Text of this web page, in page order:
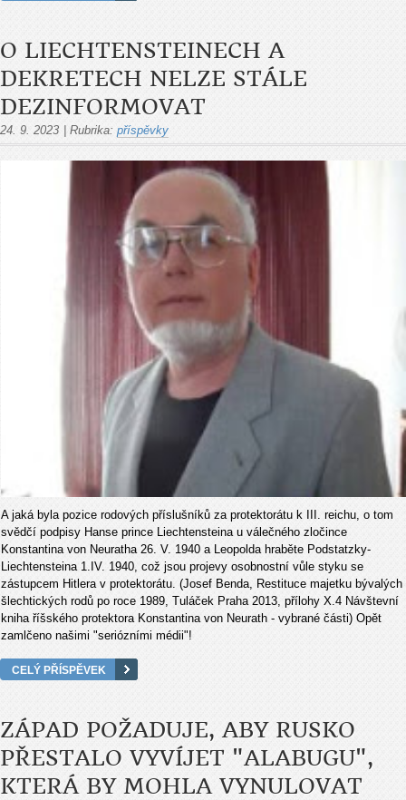
O LIECHTENSTEINECH A
DEKRETECH NELZE STÁLE
DEZINFORMOVAT
24. 9. 2023 Rubrika: příspěvky
A jaká byla pozice rodových příslušníků za protektorátu k III. reichu, o tom
svědčí podpisy Hanse prince Liechtensteina u válečného zločince
Konstantina von Neuratha 26. V. 1940 a Leopolda hraběte Podstatzky-
Liechtensteina 1.IV. 1940, což jsou projevy osobnostní vůle styku se
zástupcem Hitlera v protektorátu. (Josef Benda, Restituce majetku bývalých
šlechtických rodů po roce 1989, Tuláček Praha 2013, přílohy X.4 Návštevní
kniha říšského protektora Konstantina von Neurath - vybrané části) Opět
zamlčeno našimi "seriózními médii"!
CELÝ PŘÍSPĚVEK
ZÁPAD POŽADUJE, ABY RUSKO
PŘESTALO VYVÍJET "ALABUGU",
KTERÁ BY MOHLA VYNULOVAT